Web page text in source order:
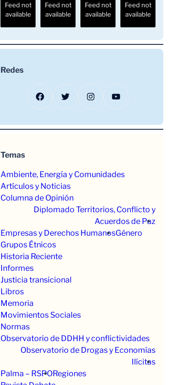
Feed not
available
Feed not
available
Feed not
available
Feed not
available
Redes
Facebook Twitter Instagram YouTube
Temas
Ambiente, Energía y Comunidades
Artículos y Noticias
Columna de Opinión
Diplomado Territorios, Conflicto y
Acuerdos de Paz
Empresas y Derechos HumanosGénero
Grupos Étnicos
Historia Reciente
Informes
Justicia transicional
Libros
Memoria
Movimientos Sociales
Normas
Observatorio de DDHH y conflictividades
Observatorio de Drogas y Economías
Ilícitas
Palma – RSPORegiones